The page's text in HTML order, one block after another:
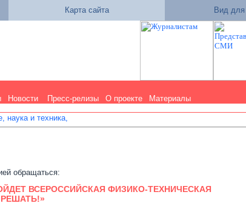
Карта сайта Вид для
Новости Пресс-релизы О проекте Материалы
наука и техника,
обращаться:
ВСЕРОССИЙСКАЯ ФИЗИКО-ТЕХНИЧЕСКАЯ